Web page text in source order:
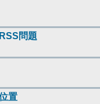
問題
置